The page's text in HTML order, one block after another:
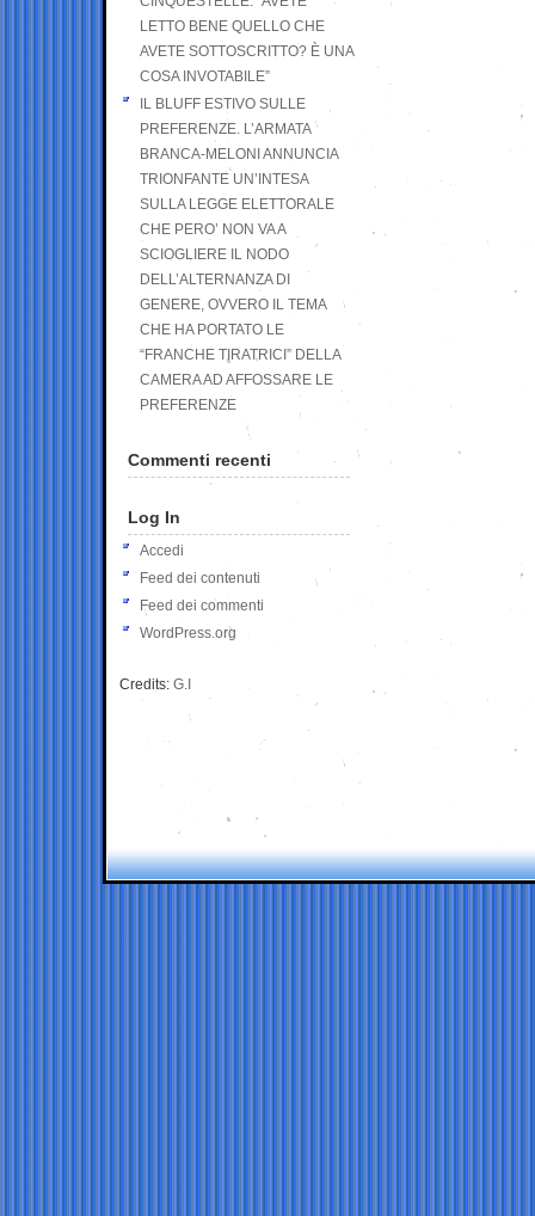
LETTO BENE QUELLO CHE
AVETE SOTTOSCRITTO? È UNA
COSA INVOTABILE”
IL BLUFF ESTIVO SULLE
PREFERENZE. L’ARMATA
BRANCA-MELONI ANNUNCIA
TRIONFANTE UN’INTESA
SULLA LEGGE ELETTORALE
CHE PERO’ NON VA A
SCIOGLIERE IL NODO
DELL’ALTERNANZA DI
GENERE, OVVERO IL TEMA
CHE HA PORTATO LE
“FRANCHE TIRATRICI” DELLA
CAMERA AD AFFOSSARE LE
PREFERENZE
Commenti recenti
Log In
Accedi
Feed dei contenuti
Feed dei commenti
WordPress.org
Credits: G.I